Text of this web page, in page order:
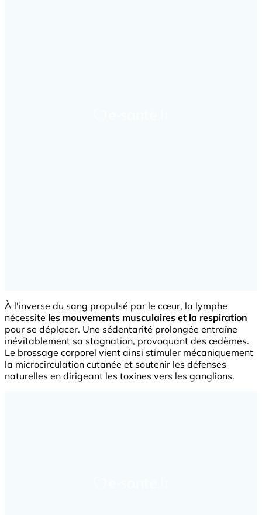
À l'inverse du sang propulsé par le cœur, la lymphe
nécessite les mouvements musculaires et la respiration
pour se déplacer. Une sédentarité prolongée entraîne
inévitablement sa stagnation, provoquant des œdèmes.
Le brossage corporel vient ainsi stimuler mécaniquement
la microcirculation cutanée et soutenir les défenses
naturelles en dirigeant les toxines vers les ganglions.